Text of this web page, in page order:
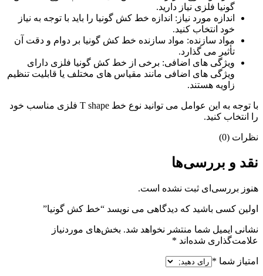
گونیا فلزی نیاز دارید.
اندازه مورد نیاز: اندازه خط کش گونیا را باید با توجه به نیاز
خود انتخاب کنید.
مواد سازنده: مواد سازنده خط کش گونیا بر دوام و دقت آن
تأثیر می گذارد.
ویژگی های اضافی: برخی از خط کش گونیا فلزی دارای
ویژگی های اضافی مانند مقیاس های مختلف یا قابلیت تنظیم
زاویه هستند.
با توجه به این عوامل می توانید نوع خط T shape فلزی مناسب خود
را انتخاب کنید.
نظرات (0)
نقد و بررسی‌ها
هنوز بررسی‌ای ثبت نشده است.
اولین کسی باشید که دیدگاهی می نویسد “خط کش گونیا”
نشانی ایمیل شما منتشر نخواهد شد. بخش‌های موردنیاز
علامت‌گذاری شده‌اند *
امتیاز شما *